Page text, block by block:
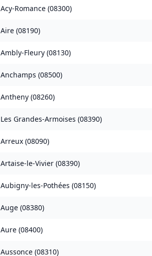
Acy-Romance (08300)
Aire (08190)
Ambly-Fleury (08130)
Anchamps (08500)
Antheny (08260)
Les Grandes-Armoises (08390)
Arreux (08090)
Artaise-le-Vivier (08390)
Aubigny-les-Pothées (08150)
Auge (08380)
Aure (08400)
Aussonce (08310)